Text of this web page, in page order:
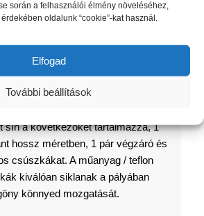
során a felhasználói élmény növeléséhez,
oldalunk “cookie”-kat használ.
Elfogad
További beállítások
esetén is egy méter
centiméter
és dübeleket célszerű az
megfelelően
szaküzletben
sín a következőket tartalmazza, 1
hossz méretben, 1 pár végzáró és
csúszkákat. A műanyag / teflon
kiválóan siklanak a pályában
könnyed mozgatását.